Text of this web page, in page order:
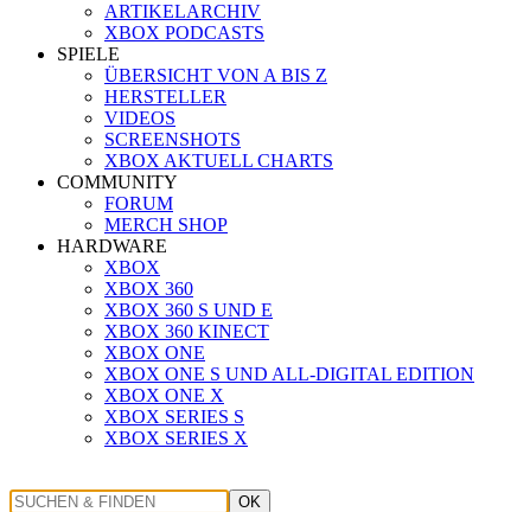
ARTIKELARCHIV
XBOX PODCASTS
SPIELE
ÜBERSICHT VON A BIS Z
HERSTELLER
VIDEOS
SCREENSHOTS
XBOX AKTUELL CHARTS
COMMUNITY
FORUM
MERCH SHOP
HARDWARE
XBOX
XBOX 360
XBOX 360 S UND E
XBOX 360 KINECT
XBOX ONE
XBOX ONE S UND ALL-DIGITAL EDITION
XBOX ONE X
XBOX SERIES S
XBOX SERIES X
OK